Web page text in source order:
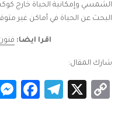
الشمسي وإمكانية الحياة خارج
البحث عن الحياة في أماكن غير
اقرا ايضا:
شارك المقال:
Copy
X